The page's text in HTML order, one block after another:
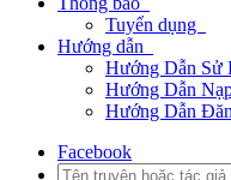
Tuyển dụng
Hướng dẫn
Hướng Dẫn Sử
Hướng Dẫn
Hướng Dẫn
Facebook